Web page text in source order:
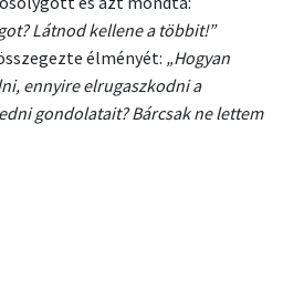
Látnod kellene a többit!”
élményét: „Hogyan
ennyire elrugaszkodni a
gondolatait? Bárcsak ne lettem